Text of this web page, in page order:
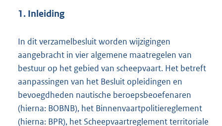
1. Inleiding
In dit verzamelbesluit worden wijzigingen
aangebracht in vier algemene maatregelen van
bestuur op het gebied van scheepvaart. Het betreft
aanpassingen van het Besluit opleidingen en
bevoegdheden nautische beroepsbeoefenaren
(hierna: BOBNB), het Binnenvaartpolitiereglement
(hierna: BPR), het Scheepvaartreglement territoriale